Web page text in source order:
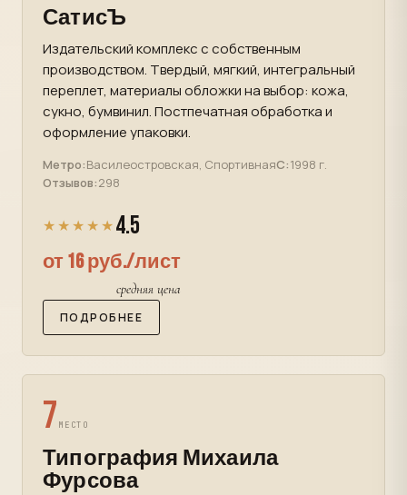
СатисЪ
Издательский комплекс с собственным
производством. Твердый, мягкий, интегральный
переплет, материалы обложки на выбор: кожа,
сукно, бумвинил. Постпечатная обработка и
оформление упаковки.
Метро:Василеостровская, СпортивнаяС:1998 г.
Отзывов:298
★★★★★ 4.5
от 16 руб./лист
средняя цена
ПОДРОБНЕЕ
7 МЕСТО
Типография Михаила
Фурсова